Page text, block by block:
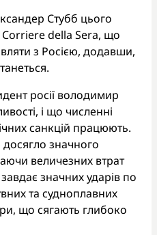
Стубб цього
Corriere della Sera, що
з Росією, додавши,
росії володимир
і що численні
санкцій працюють.
значного
величезних втрат
значних ударів по
та судноплавних
що сягають глибоко